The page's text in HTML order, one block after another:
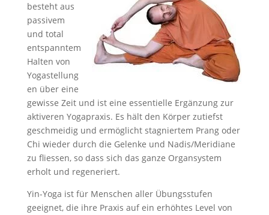
besteht aus
passivem
und total
entspanntem
Halten von
Yogastellung
en über eine
gewisse Zeit und ist eine essentielle Ergänzung zur
aktiveren Yogapraxis. Es hält den Körper zutiefst
geschmeidig und ermöglicht stagniertem Prang oder
Chi wieder durch die Gelenke und Nadis/Meridiane
zu fliessen, so dass sich das ganze Organsystem
erholt und regeneriert.
Yin-Yoga ist für Menschen aller Übungsstufen
geeignet, die ihre Praxis auf ein erhöhtes Level von